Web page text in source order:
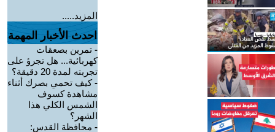
المزيد.....
احدث الأخبار المهمة
- تمرين بصعقات
كهربائية... هل تجرؤ على
تجربته لمدة 20 دقيقة؟
-كيف تحمي بصرك أثناء
مشاهدة كسوف
الشمس الكلي هذا
الشهر؟
- محافظة القدس: